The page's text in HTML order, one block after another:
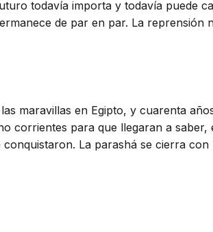
todavía importa y todavía puede
de par en par. La reprensión
maravillas en Egipto, y cuarenta
corrientes para que llegaran a
La parashá se cierra